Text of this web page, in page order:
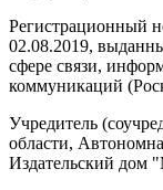
02.08.2019,
сфере связи,
коммуникаций
Учредитель
области,
Издательский